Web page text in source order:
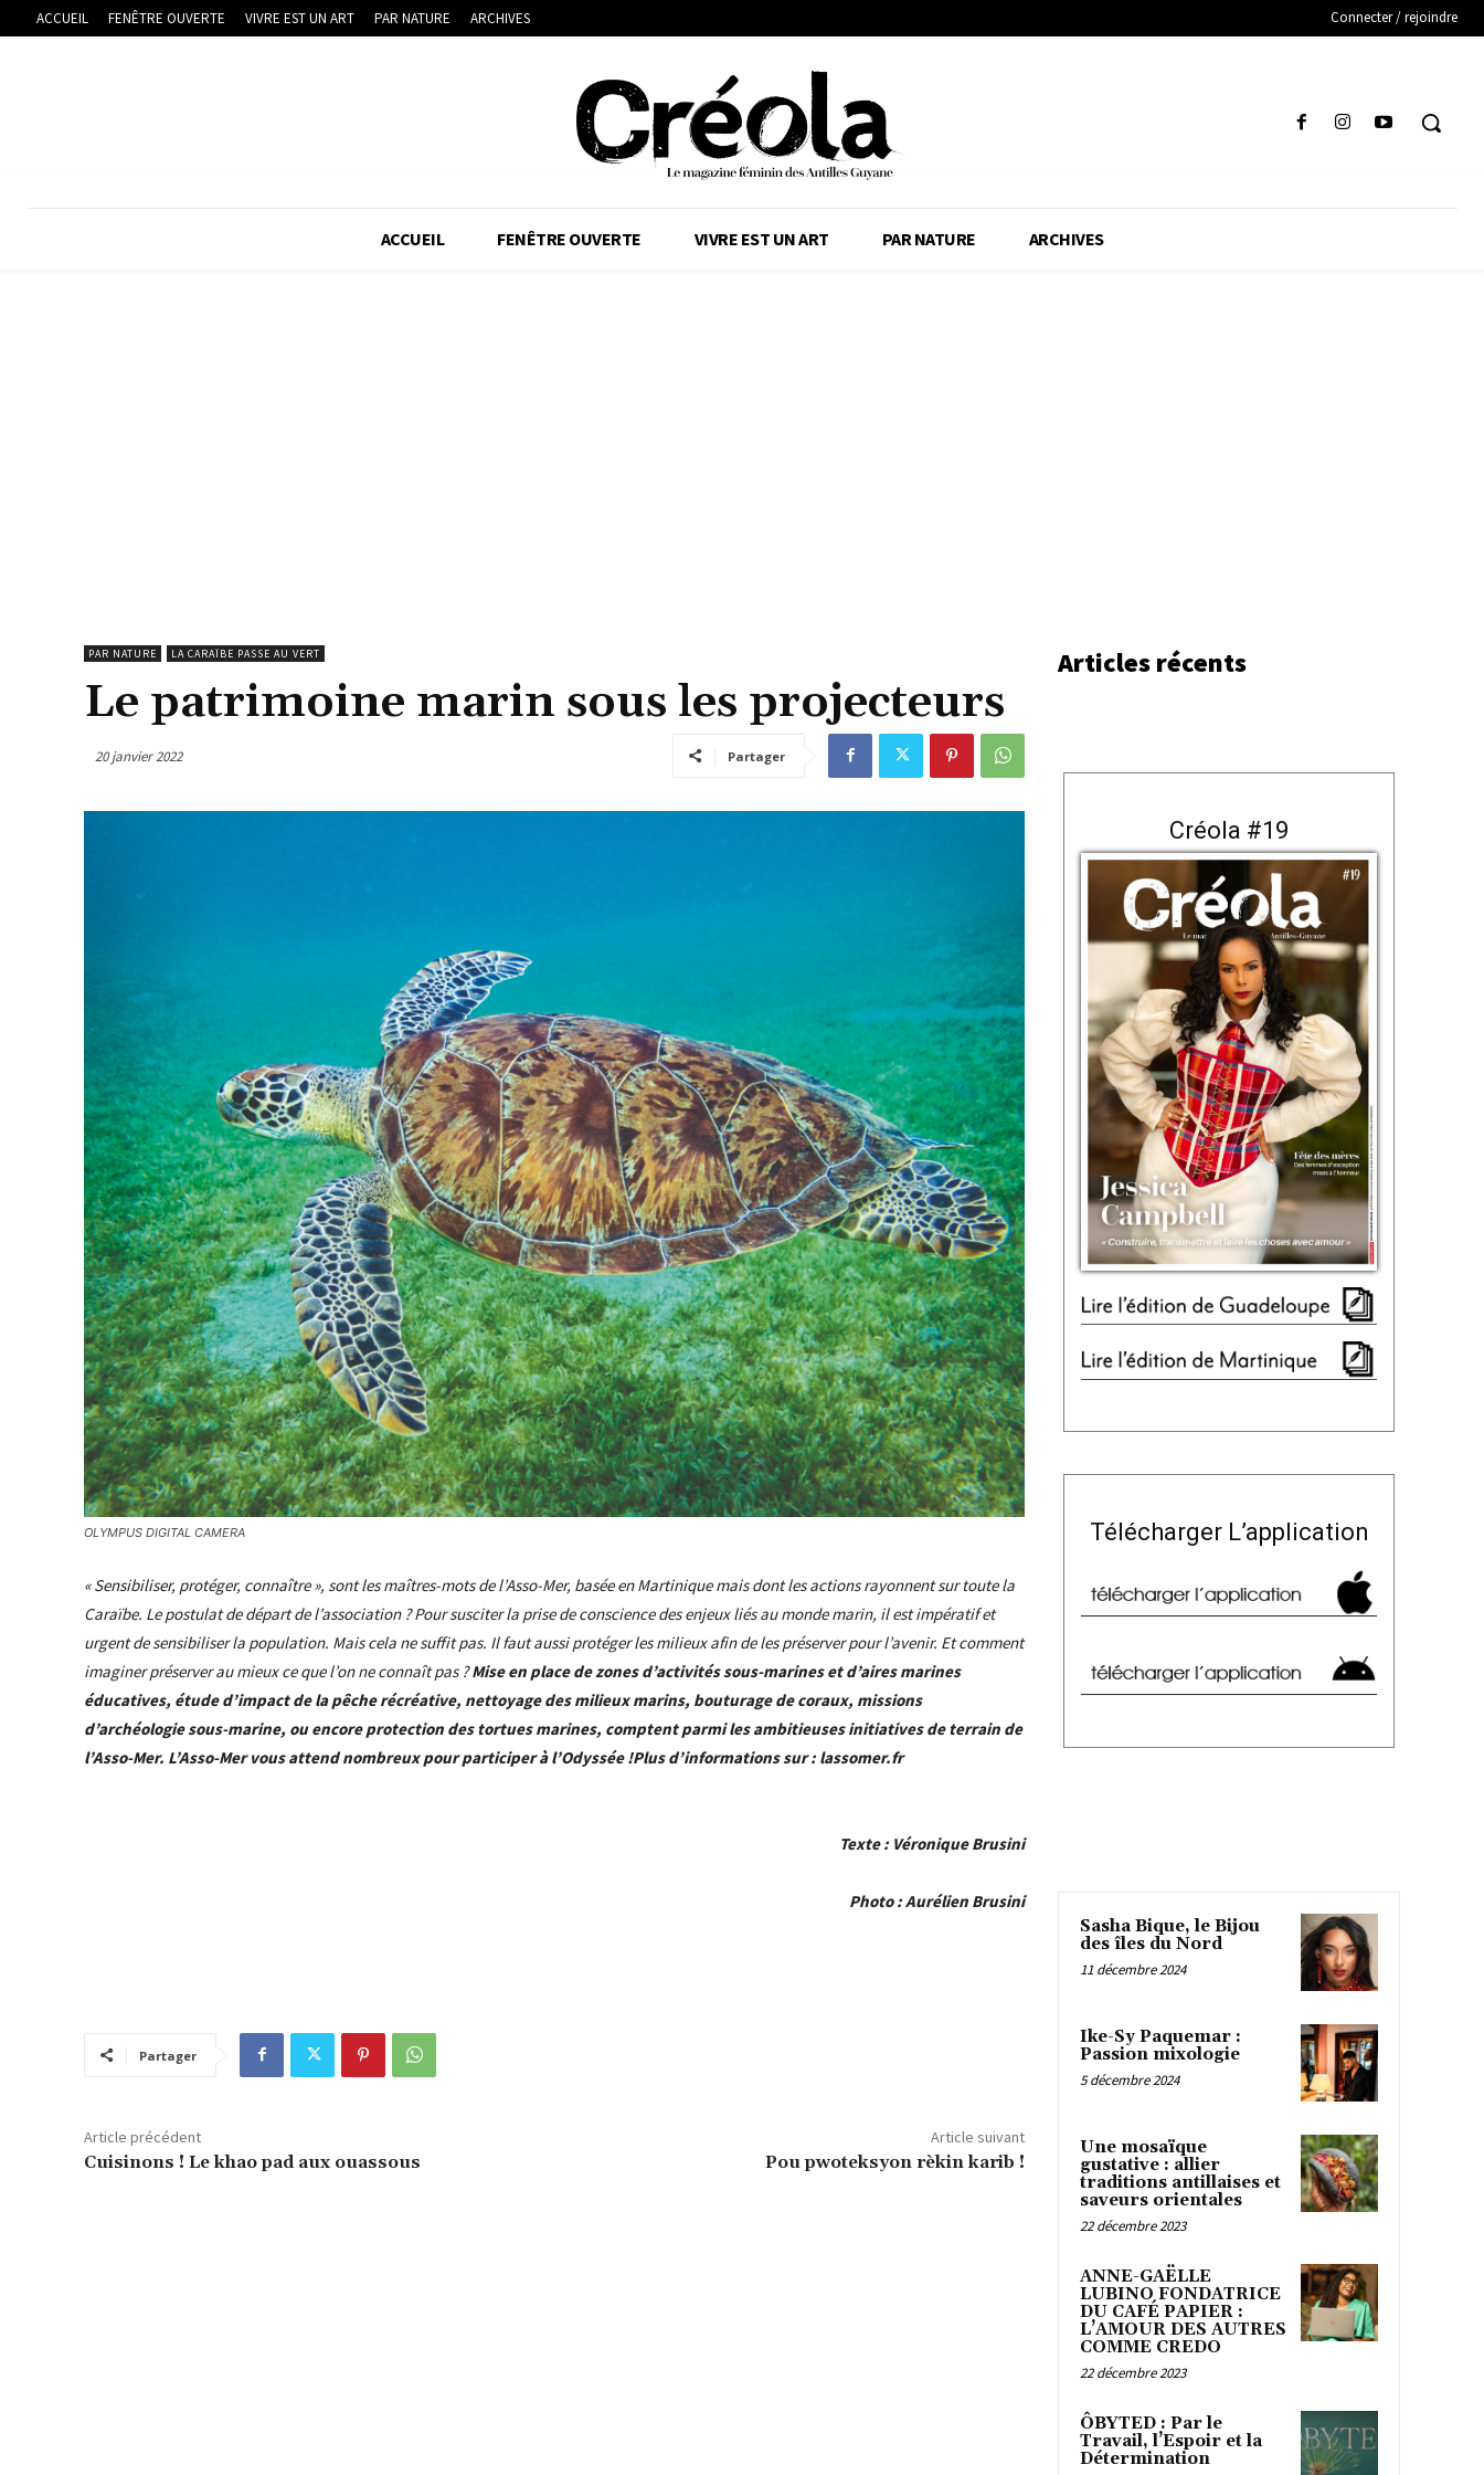
ACCUEIL FENÊTRE OUVERTE VIVRE EST UN ART PAR NATURE ARCHIVES Connecter / rejoindre
ACCUEIL FENÊTRE OUVERTE VIVRE EST UN ART PAR NATURE ARCHIVES
PAR NATURE LA CARAÏBE PASSE AU VERT
Le patrimoine marin sous les projecteurs
20 janvier 2022 Partager
OLYMPUS DIGITAL CAMERA
« Sensibiliser, protéger, connaître », sont les maîtres-mots de l’Asso-Mer, basée en Martinique mais dont les actions rayonnent sur toute la
Caraïbe. Le postulat de départ de l’association ? Pour susciter la prise de conscience des enjeux liés au monde marin, il est impératif et
urgent de sensibiliser la population. Mais cela ne suffit pas. Il faut aussi protéger les milieux afin de les préserver pour l’avenir. Et comment
imaginer préserver au mieux ce que l’on ne connaît pas ?Mise en place de zones d’activités sous-marines et d’aires marines
éducatives, étude d’impact de la pêche récréative, nettoyage des milieux marins, bouturage de coraux, missions
d’archéologie sous-marine, ou encore protection des tortues marines, comptent parmi les ambitieuses initiatives de terrain de
l’Asso-Mer. L’Asso-Mer vous attend nombreux pour participer à l’Odyssée !Plus d’informations sur : lassomer.fr
Texte : Véronique Brusini
Photo : Aurélien Brusini
Partager
Article précédent
Cuisinons ! Le khao pad aux ouassous
Article suivant
Pou pwoteksyon rèkin karib !
Articles récents
Créola #19
Télécharger L’application
Sasha Bique, le Bijou
des îles du Nord
11 décembre 2024
Ike-Sy Paquemar :
Passion mixologie
5 décembre 2024
Une mosaïque
gustative : allier
traditions antillaises et
saveurs orientales
22 décembre 2023
ANNE-GAËLLE
LUBINO FONDATRICE
DU CAFÉ PAPIER :
L’AMOUR DES AUTRES
COMME CREDO
22 décembre 2023
ÔBYTED : Par le
Travail, l’Espoir et la
Détermination